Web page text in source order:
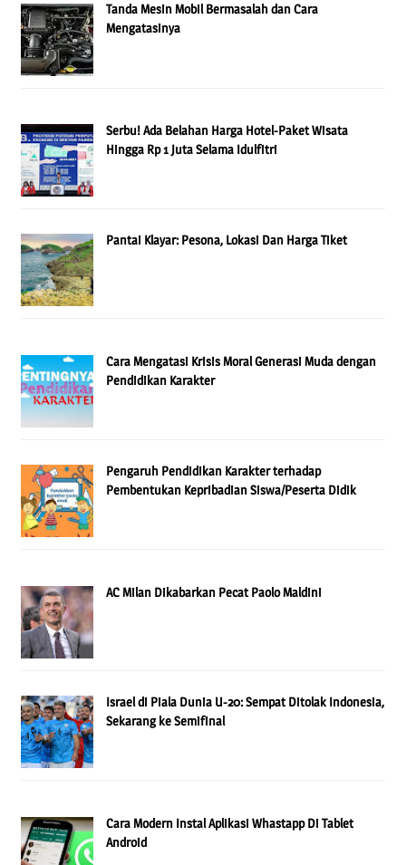
Tanda Mesin Mobil Bermasalah dan Cara
Mengatasinya
Serbu! Ada Belahan Harga Hotel-Paket Wisata
Hingga Rp 1 Juta Selama Idulfitri
Pantai Klayar: Pesona, Lokasi Dan Harga Tiket
Cara Mengatasi Krisis Moral Generasi Muda dengan
Pendidikan Karakter
Pengaruh Pendidikan Karakter terhadap
Pembentukan Kepribadian Siswa/Peserta Didik
AC Milan Dikabarkan Pecat Paolo Maldini
Israel di Piala Dunia U-20: Sempat Ditolak Indonesia,
Sekarang ke Semifinal
Cara Modern Instal Aplikasi Whastapp Di Tablet
Android